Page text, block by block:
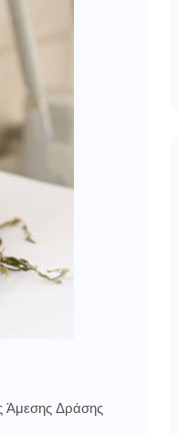
Άμεσης Δράσης